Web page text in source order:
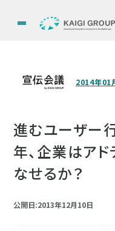
2014年01
進むユーザー
年、企業はア
なせるか？
公開日:2013年12月10日